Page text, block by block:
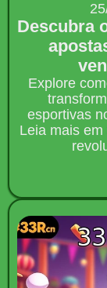
Descubra
Explore
esportivas
Leia mais